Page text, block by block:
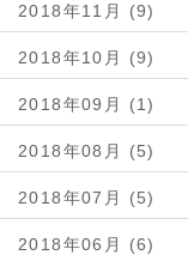
2018年11月 (9)
2018年10月 (9)
2018年09月 (1)
2018年08月 (5)
2018年07月 (5)
2018年06月 (6)